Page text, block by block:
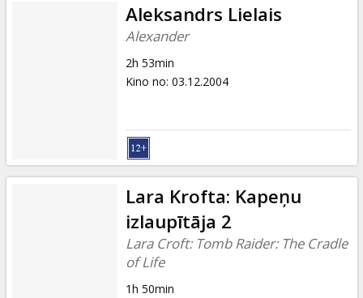
Aleksandrs Lielais
Alexander
2h 53min
Kino no: 03.12.2004
Lara Krofta: Kapeņu
izlaupītāja 2
Lara Croft: Tomb Raider: The Cradle
of Life
1h 50min